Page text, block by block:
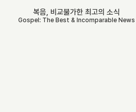
복음, 비교불가한 최고의 소식
Gospel: The Best & Incomparable News